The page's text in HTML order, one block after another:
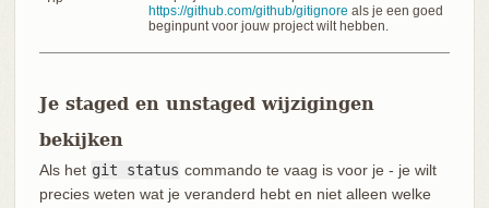
https://github.com/github/gitignore als je een goed
beginpunt voor jouw project wilt hebben.
Je staged en unstaged wijzigingen
bekijken
Als het git status commando te vaag is voor je - je wilt
precies weten wat je veranderd hebt en niet alleen welke